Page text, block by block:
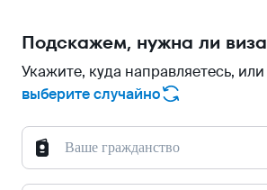
Подскажем, нужна ли виза
Укажите, куда направляетесь, или
выберите случайно
Ваше гражданство